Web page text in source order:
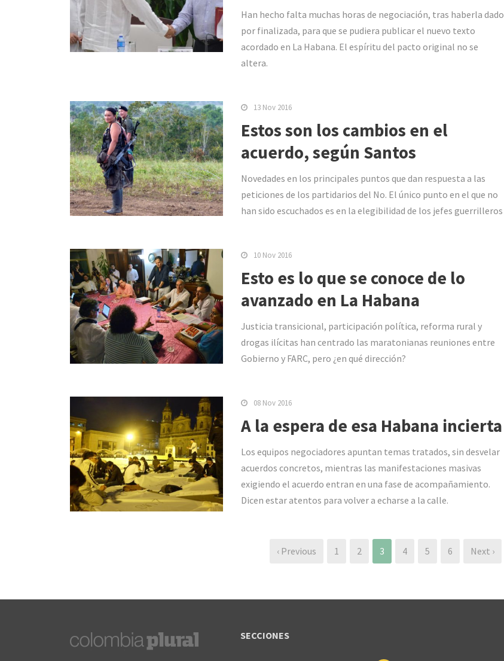
Han hecho falta muchas horas de negociación, tras haberla dado
por finalizada, para que se pudiera publicar el nuevo texto
acordado en La Habana. El espíritu del pacto original no se
altera.
13 Nov 2016
Estos son los cambios en el
acuerdo, según Santos
Novedades en los principales puntos que dan respuesta a las
peticiones de los partidarios del No. El único punto en el que no
han sido escuchados es en la elegibilidad de los jefes guerrilleros
10 Nov 2016
Esto es lo que se conoce de lo
avanzado en La Habana
Justicia transicional, participación política, reforma rural y
drogas ilícitas han centrado las maratonianas reuniones entre
Gobierno y FARC, pero ¿en qué dirección?
08 Nov 2016
A la espera de esa Habana incierta
Los equipos negociadores apuntan temas tratados, sin desvelar
acuerdos concretos, mientras las manifestaciones masivas
exigiendo el acuerdo entran en una fase de acompañamiento.
Dicen estar atentos para volver a echarse a la calle.
‹ Previous 1 2 3 4 5 6 Next ›
SECCIONES